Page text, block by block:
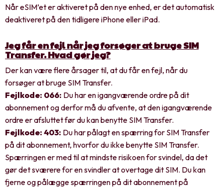
Når eSIM’et er aktiveret på den nye enhed, er det automatisk
deaktiveret på den tidligere iPhone eller iPad.
Jeg får en fejl når jeg forsøger at bruge SIM
Transfer. Hvad gør jeg?
Der kan være flere årsager til, at du får en fejl, når du
forsøger at bruge SIM Transfer.
Fejlkode: 066: Du har en igangværende ordre på dit
abonnement og derfor må du afvente, at den igangværende
ordre er afsluttet før du kan benytte SIM Transfer.
Fejlkode: 403: Du har pålagt en spærring for SIM Transfer
på dit abonnement, hvorfor du ikke benytte SIM Transfer.
Spærringen er med til at mindste risikoen for svindel, da det
gør det sværere for en svindler at overtage dit SIM. Du kan
fjerne og pålægge spærringen på dit abonnement på